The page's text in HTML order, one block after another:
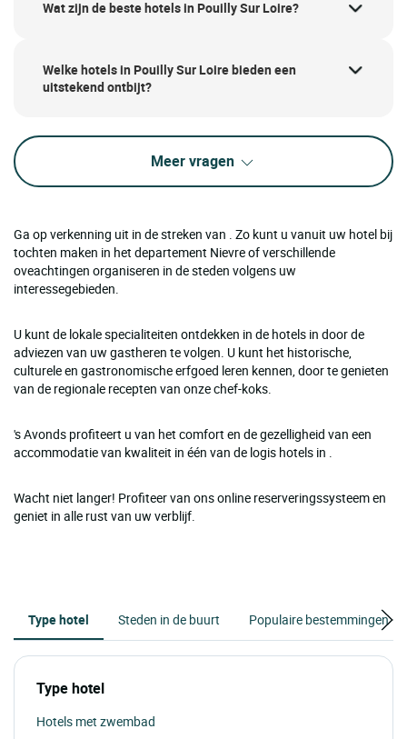
Wat zijn de beste hotels in Pouilly Sur Loire?
Welke hotels in Pouilly Sur Loire bieden een
uitstekend ontbijt?
Meer vragen
Ga op verkenning uit in de streken van . Zo kunt u vanuit uw hotel bij
tochten maken in het departement Nievre of verschillende
oveachtingen organiseren in de steden volgens uw
interessegebieden.
U kunt de lokale specialiteiten ontdekken in de hotels in door de
adviezen van uw gastheren te volgen. U kunt het historische,
culturele en gastronomische erfgoed leren kennen, door te genieten
van de regionale recepten van onze chef-koks.
's Avonds profiteert u van het comfort en de gezelligheid van een
accommodatie van kwaliteit in één van de logis hotels in .
Wacht niet langer! Profiteer van ons online reserveringssysteem en
geniet in alle rust van uw verblijf.
Type hotel Steden in de buurt Populaire bestemmingen
Type hotel
Hotels met zwembad